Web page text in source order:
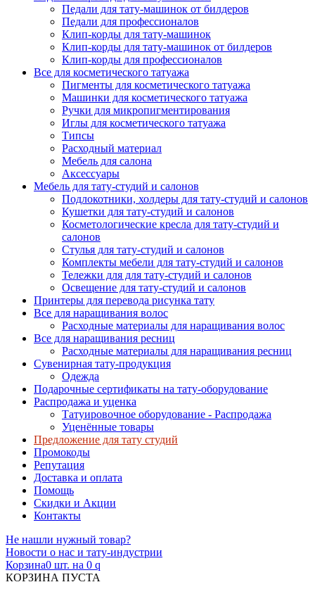
Педали для тату-машинок от билдеров
Педали для профессионалов
Клип-корды для тату-машинок
Клип-корды для тату-машинок от билдеров
Клип-корды для профессионалов
Все для косметического татуажа
Пигменты для косметического татуажа
Машинки для косметического татуажа
Ручки для микропигментирования
Иглы для косметического татуажа
Типсы
Расходный материал
Мебель для салона
Аксессуары
Мебель для тату-студий и салонов
Подлокотники, холдеры для тату-студий и салонов
Кушетки для тату-студий и салонов
Косметологические кресла для тату-студий и
салонов
Стулья для тату-студий и салонов
Комплекты мебели для тату-студий и салонов
Тележки для для тату-студий и салонов
Освещение для тату-студий и салонов
Принтеры для перевода рисунка тату
Все для наращивания волос
Расходные материалы для наращивания волос
Все для наращивания ресниц
Расходные материалы для наращивания ресниц
Сувенирная тату-продукция
Одежда
Подарочные сертификаты на тату-оборудование
Распродажа и уценка
Татуировочное оборудование - Распродажа
Уценённые товары
Предложение для тату студий
Промокоды
Репутация
Доставка и оплата
Помощь
Скидки и Акции
Контакты
Не нашли нужный товар?
Новости о нас и тату-индустрии
Корзина0 шт. на 0 q
КОРЗИНА ПУСТА